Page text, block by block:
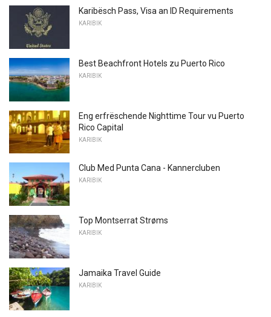
Karibësch Pass, Visa an ID Requirements
KARIBIK
Best Beachfront Hotels zu Puerto Rico
KARIBIK
Eng erfrëschende Nighttime Tour vu Puerto
Rico Capital
KARIBIK
Club Med Punta Cana - Kannercluben
KARIBIK
Top Montserrat Strøms
KARIBIK
Jamaika Travel Guide
KARIBIK